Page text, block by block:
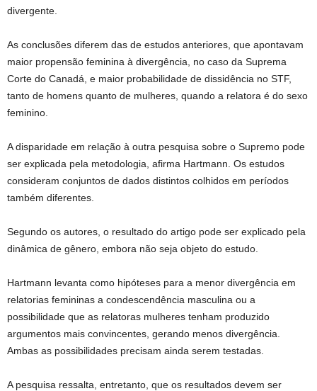
divergente.
As conclusões diferem das de estudos anteriores, que apontavam
maior propensão feminina à divergência, no caso da Suprema
Corte do Canadá, e maior probabilidade de dissidência no STF,
tanto de homens quanto de mulheres, quando a relatora é do sexo
feminino.
A disparidade em relação à outra pesquisa sobre o Supremo pode
ser explicada pela metodologia, afirma Hartmann. Os estudos
consideram conjuntos de dados distintos colhidos em períodos
também diferentes.
Segundo os autores, o resultado do artigo pode ser explicado pela
dinâmica de gênero, embora não seja objeto do estudo.
Hartmann levanta como hipóteses para a menor divergência em
relatorias femininas a condescendência masculina ou a
possibilidade que as relatoras mulheres tenham produzido
argumentos mais convincentes, gerando menos divergência.
Ambas as possibilidades precisam ainda serem testadas.
A pesquisa ressalta, entretanto, que os resultados devem ser